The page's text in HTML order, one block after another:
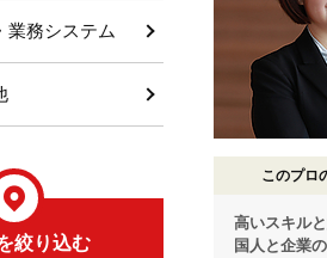
このプロ
高いスキル
国人と企業
業務システム
絞り込む